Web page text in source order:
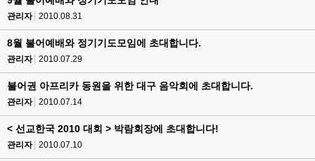
관리자 2010.08.31
8월 불어예배와 정기기도모임에 초대합니다.
관리자 2010.07.29
불어권 아프리카 동원을 위한 대구 음악회에 초대합니다.
관리자 2010.07.14
< 선교한국 2010 대회 > 박람회장에 초대합니다!
관리자 2010.07.10